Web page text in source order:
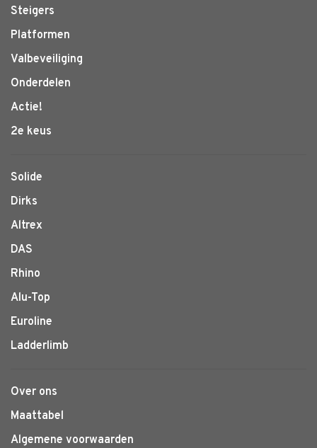
Steigers
Platformen
Valbeveiliging
Onderdelen
Actie!
2e keus
Solide
Dirks
Altrex
DAS
Rhino
Alu-Top
Euroline
Ladderlimb
Over ons
Maattabel
Algemene voorwaarden